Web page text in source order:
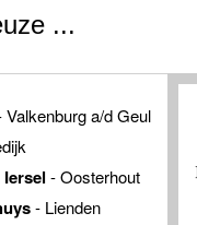
...
Valkenburg a/d Geul
- Oosterhout
- Lienden